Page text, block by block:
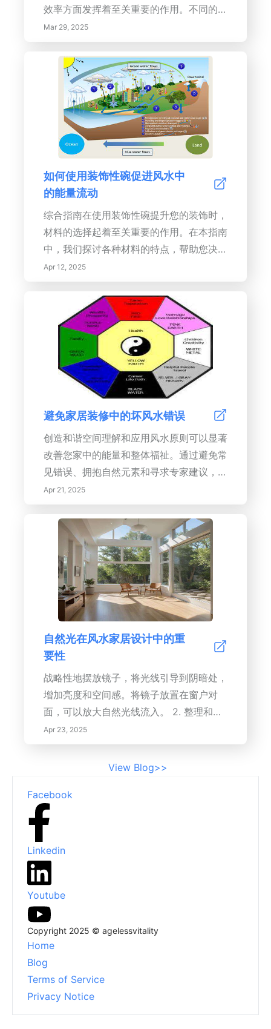
<p><strong>关键词：</strong>色彩心
理学、室内设计、色彩组合、家居装饰、配
色方案、调色板、装饰、家具、油漆颜色、
色彩的情感影响</p>
效率方面发挥着至关重要的作用。不同的色
调会影响工作场所的氛围。
Mar 29, 2025
如何使用装饰性碗促进风水中
的能量流动
综合指南在使用装饰性碗提升您的装饰时，
材料的选择起着至关重要的作用。在本指南
中，我们探讨各种材料的特点，帮助您决定
哪些适合您的美学需求，同时促进根据风水
的积极能量流动。理解材料特性选择玻璃、
陶瓷、木材或金属等材料时，需考虑耐用
性、重量和美观性。玻璃和陶瓷碗提供精致
的美感，但需要小心处理，而木材和金属则
提供坚固性和多功能性。了解每种材料如何
与风水原则相符是至关重要的，例如，玻璃
碗促进积极的能量流动，而木碗象征稳定和
扎根。选择合适的饰面和颜色碗的饰面——
哑光或光亮——可以显着影响它们在您的空
间内反射光线和能量的方式。颜色应与风水
八卦图对齐，以增强预期的能量。例如，鲜
艳的红色可以振奋空间，而柔和的蓝色则可
增强宁静。理解风水中的色彩心理色彩心理
在风水中至关重要，因为特定颜色可以刺激
或平静您环境中的能量水平。暖色如红色和
橙色可以激发活力，适合活跃的空间，而冷
色如蓝色和绿色则可促进放松，适合卧室或
冥想空间。最佳摆放实践理解气流对于战略
性地摆放装饰碗至关重要。将碗放在能视觉
上捕捉能量的地方——如入口处或餐桌上
——可以增强它们的积极效果。保持碗内装
有富有意义的物品，如水果、石头或其他重
要象征，可以进一步增强积极能量。将象征
性物品融入您的碗中象征性物品会大大影响
您装饰性碗内的能量。像玫瑰石英这样的水
晶与特定频率共振，促进爱与平静，丰富您
空间的能量。定期更换这些物品以维持活力
能量流动。装饰性碗具有多重功能——不仅
是美学物件，还是您家中能量的增强器。定
期整理和清洁这些碗对于维持一个促进清
晰、创造力和积极能量的环境至关重要。结
接影响您空间中的能量流动。通过选择合适
的特性并保持清洁，您可以培养一个和谐的
环境，以支持您的生活方式和个人成长。今
天就通过有意识地将这些美丽而实用的元素
融入您的装饰中，来改变您的家。探索我们
的其他资源以获得更多如何通过有效的风水
实践优化空间的技巧！
Apr 12, 2025
避免家居装修中的坏风水错误
创造和谐空间理解和应用风水原则可以显著
改善您家中的能量和整体福祉。通过避免常
见错误、拥抱自然元素和寻求专家建议，您
可以创造一个支持您生活方式的宁静和积极
的环境。带着自信开始您的家居装修之旅，
您将创造出一个散发和谐与良好能量的空
Apr 21, 2025
自然光在风水家居设计中的重
要性
战略性地摆放镜子，将光线引导到阴暗处，
增加亮度和空间感。将镜子放置在窗户对
面，可以放大自然光线流入。 2. 整理和色
彩选择：保持空间整洁
Apr 23, 2025
View Blog>>
Facebook
Linkedin
Youtube
Copyright 2025 © agelessvitality
Home
Blog
Terms of Service
Privacy Notice